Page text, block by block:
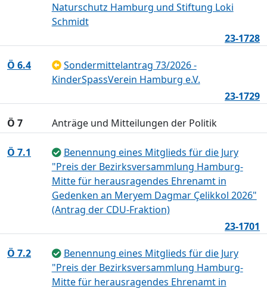
Naturschutz Hamburg und Stiftung Loki
Schmidt
23-1728
Ö 6.4
Sondermittelantrag 73/2026 -
KinderSpassVerein Hamburg e.V.
23-1729
Ö 7 Anträge und Mitteilungen der Politik
Ö 7.1
Benennung eines Mitglieds für die Jury
"Preis der Bezirksversammlung Hamburg-
Mitte für herausragendes Ehrenamt in
Gedenken an Meryem Dagmar Çelikkol 2026"
(Antrag der CDU-Fraktion)
23-1701
Ö 7.2
Benennung eines Mitglieds für die Jury
"Preis der Bezirksversammlung Hamburg-
Mitte für herausragendes Ehrenamt in